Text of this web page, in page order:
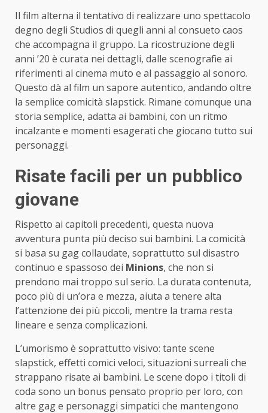
Il film alterna il tentativo di realizzare uno spettacolo
degno degli Studios di quegli anni al consueto caos
che accompagna il gruppo. La ricostruzione degli
anni ’20 è curata nei dettagli, dalle scenografie ai
riferimenti al cinema muto e al passaggio al sonoro.
Questo dà al film un sapore autentico, andando oltre
la semplice comicità slapstick. Rimane comunque una
storia semplice, adatta ai bambini, con un ritmo
incalzante e momenti esagerati che giocano tutto sui
personaggi.
Risate facili per un pubblico
giovane
Rispetto ai capitoli precedenti, questa nuova
avventura punta più deciso sui bambini. La comicità
si basa su gag collaudate, soprattutto sul disastro
continuo e spassoso dei Minions, che non si
prendono mai troppo sul serio. La durata contenuta,
poco più di un’ora e mezza, aiuta a tenere alta
l’attenzione dei più piccoli, mentre la trama resta
lineare e senza complicazioni.
L’umorismo è soprattutto visivo: tante scene
slapstick, effetti comici veloci, situazioni surreali che
strappano risate ai bambini. Le scene dopo i titoli di
coda sono un bonus pensato proprio per loro, con
altre gag e personaggi simpatici che mantengono